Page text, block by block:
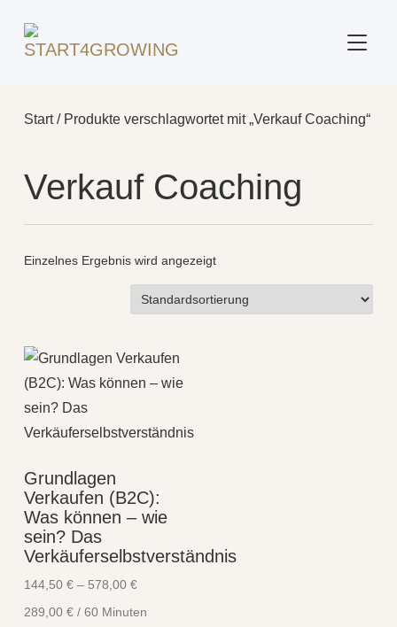
Start/ Produkte verschlagwortet mit „Verkauf Coaching“
Verkauf Coaching
Einzelnes Ergebnis wird angezeigt
Grundlagen
Verkaufen (B2C):
Was können – wie
sein? Das
Verkäuferselbstverständnis
144,50 €– 578,00 €
289,00 €/ 60 Minuten